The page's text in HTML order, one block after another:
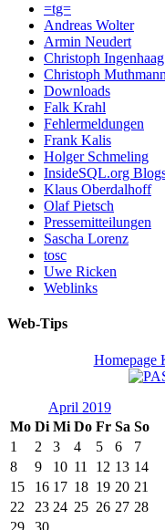
=tg=
Andreas Wolter
Armin Neudert
Christoph Ingenhaag
Christoph Muthmann
Downloads
Falk Krahl
Fehlermeldungen
Frank Kalis
Holger Schmeling
InsideSQL.org
Klaus Oberdalhoff
Olaf Pietsch
Pressemitteilungen
Sascha Lorenz
tosc
Uwe Ricken
Weblinks
Web-Tips
Homepage
April 2019
Mo Di Mi Do Fr Sa So
1
2 3 4 5 6
7
8
9 10 11 12 13 14
15
16 17 18 19 20 21
22
23 24 25 26 27 28
29
30